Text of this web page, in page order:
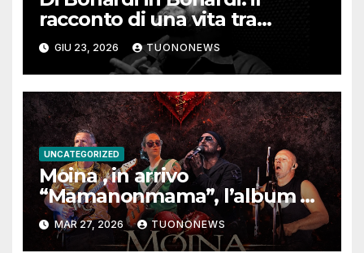
racconto di una vita tra
memoria, musica e identità
GIU 23, 2026 TUONONEWS
UNCATEGORIZED
Moina , in arrivo
“Mamanonmama”, l’album di
debutto per Ghost Record
MAR 27, 2026 TUONONEWS